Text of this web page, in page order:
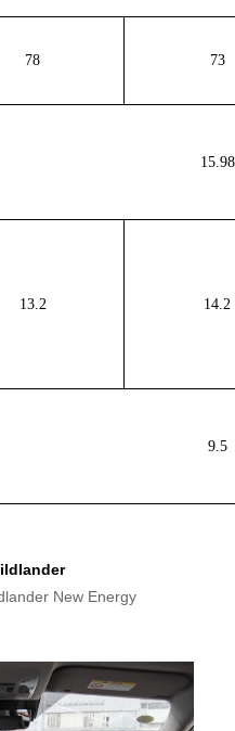
78 73
15.98
13.2 14.2
9.5
New Energy